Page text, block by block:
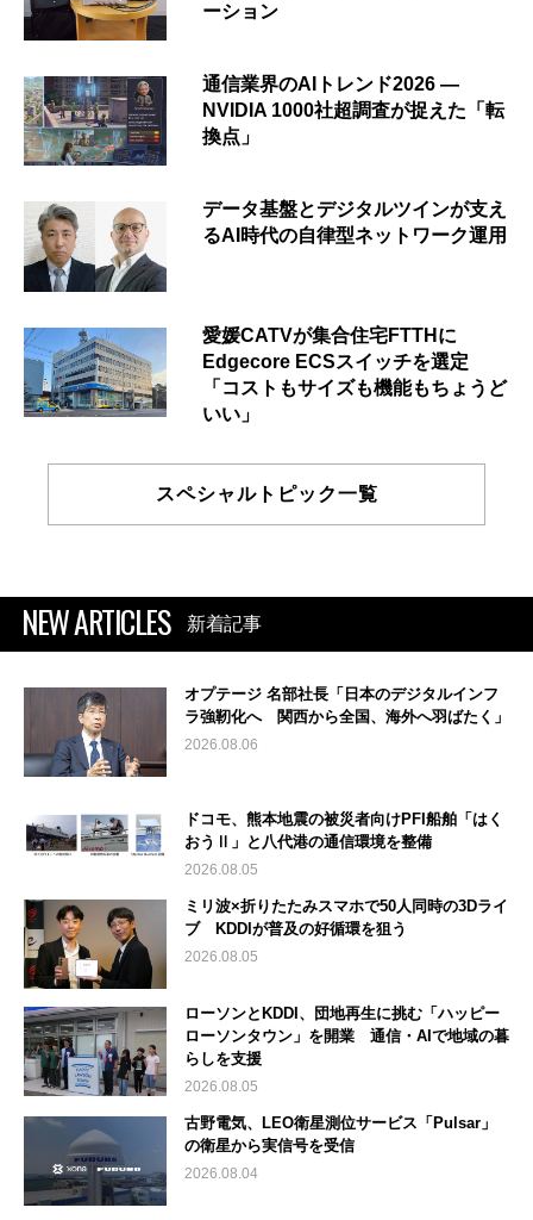
ーション
通信業界のAIトレンド2026 ―
NVIDIA 1000社超調査が捉えた「転
換点」
データ基盤とデジタルツインが支え
るAI時代の自律型ネットワーク運用
愛媛CATVが集合住宅FTTHに
Edgecore ECSスイッチを選定
「コストもサイズも機能もちょうど
いい」
スペシャルトピック一覧
NEW ARTICLES 新着記事
オプテージ 名部社長「日本のデジタルインフ
ラ強靭化へ 関西から全国、海外へ羽ばたく」
2026.08.06
ドコモ、熊本地震の被災者向けPFI船舶「はく
おうⅡ」と八代港の通信環境を整備
2026.08.05
ミリ波×折りたたみスマホで50人同時の3Dライ
ブ KDDIが普及の好循環を狙う
2026.08.05
ローソンとKDDI、団地再生に挑む「ハッピー
ローソンタウン」を開業 通信・AIで地域の暮
らしを支援
2026.08.05
古野電気、LEO衛星測位サービス「Pulsar」
の衛星から実信号を受信
2026.08.04